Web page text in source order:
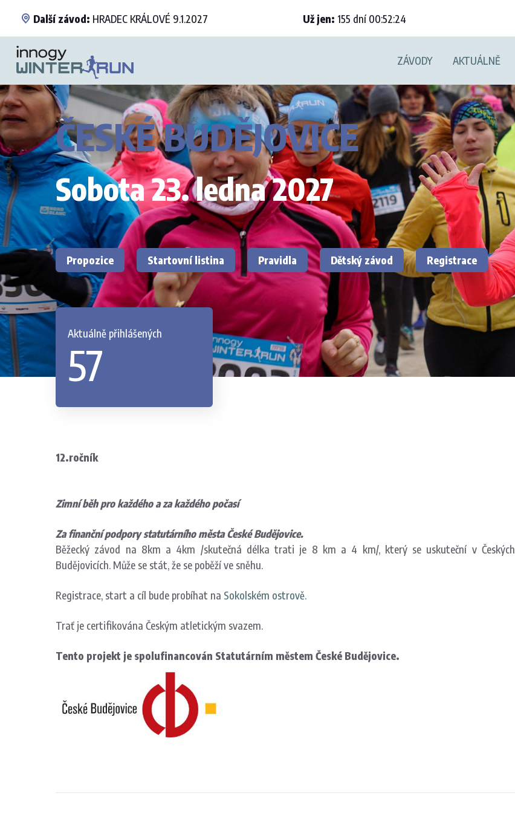
Další závod: HRADEC KRÁLOVÉ 9.1.2027 Už jen: 155 dní 00:52:23
ZÁVODY AKTUÁLNĚ
ČESKÉ BUDĚJOVICE
Sobota 23. ledna 2027
Propozice Startovní listina Pravidla Dětský závod Registrace
Aktuálně přihlášených
57
12.ročník
Zimní běh pro každého a za každého počasí
Za finanční podpory statutárního města České Budějovice.
Běžecký závod na 8km a 4km /skutečná délka trati je 8 km a 4 km/, který se uskuteční v Českých
Budějovicích. Může se stát, že se poběží ve sněhu.
Registrace, start a cíl bude probíhat na Sokolském ostrově.
Trať je certifikována Českým atletickým svazem.
Tento projekt je spolufinancován Statutárním městem České Budějovice.